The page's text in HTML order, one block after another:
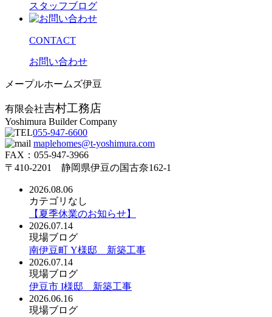
スタッフブログ
CONTACT
お問い合わせ
メープルホームズ伊豆
有限会社吉村工務店
Yoshimura Builder Company
055-947-6600
maplehomes@t-yoshimura.com
FAX：055-947-3966
〒410-2201 静岡県伊豆の国古奈162-1
2026.08.06
カテゴリなし
【夏季休業のお知らせ】
2026.07.14
現場ブログ
南伊豆町 Y様邸 新築工事
2026.07.14
現場ブログ
伊豆市 I様邸 新築工事
2026.06.16
現場ブログ